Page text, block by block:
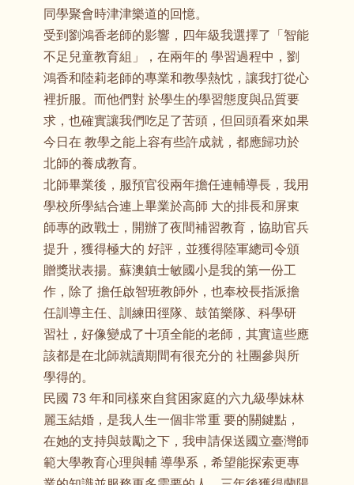
同學聚會時津津樂道的回憶。
受到劉鴻香老師的影響，四年級我選擇了「智能
不足兒童教育組」，在兩年的 學習過程中，劉
鴻香和陸莉老師的專業和教學熱忱，讓我打從心
裡折服。而他們對 於學生的學習態度與品質要
求，也確實讓我們吃足了苦頭，但回頭看來如果
今日在 教學之能上容有些許成就，都應歸功於
北師的養成教育。
北師畢業後，服預官役兩年擔任連輔導長，我用
學校所學結合連上畢業於高師 大的排長和屏東
師專的政戰士，開辦了夜間補習教育，協助官兵
提升，獲得極大的 好評，並獲得陸軍總司令頒
贈獎狀表揚。蘇澳鎮士敏國小是我的第一份工
作，除了 擔任啟智班教師外，也奉校長指派擔
任訓導主任、訓練田徑隊、鼓笛樂隊、科學研
習社，好像變成了十項全能的老師，其實這些應
該都是在北師就讀期間有很充分的 社團參與所
學得的。
民國 73 年和同樣來自貧困家庭的六九級學妹林
麗玉結婚，是我人生一個非常重 要的關鍵點，
在她的支持與鼓勵之下，我申請保送國立臺灣師
範大學教育心理與輔 導學系，希望能探索更專